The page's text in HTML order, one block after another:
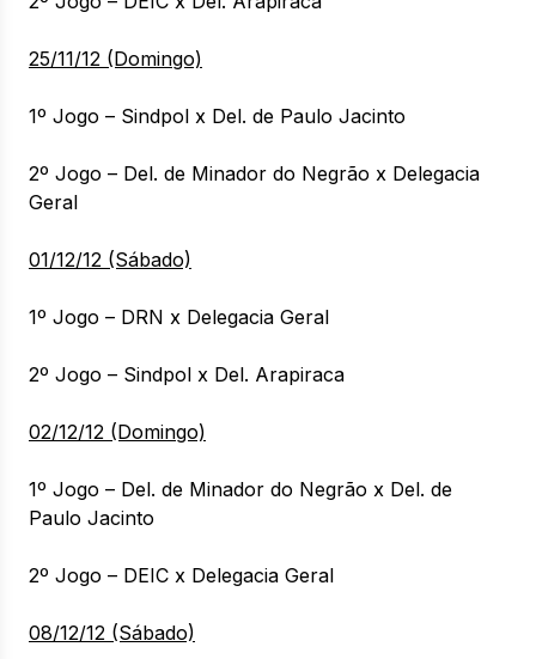
25/11/12 (Domingo)
1º Jogo – Sindpol x Del. de Paulo Jacinto
2º Jogo – Del. de Minador do Negrão x Delegacia
Geral
01/12/12 (Sábado)
1º Jogo – DRN x Delegacia Geral
2º Jogo – Sindpol x Del. Arapiraca
02/12/12 (Domingo)
1º Jogo – Del. de Minador do Negrão x Del. de
Paulo Jacinto
2º Jogo – DEIC x Delegacia Geral
08/12/12 (Sábado)